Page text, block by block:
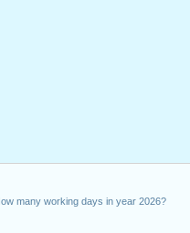
many working days in year 2026?